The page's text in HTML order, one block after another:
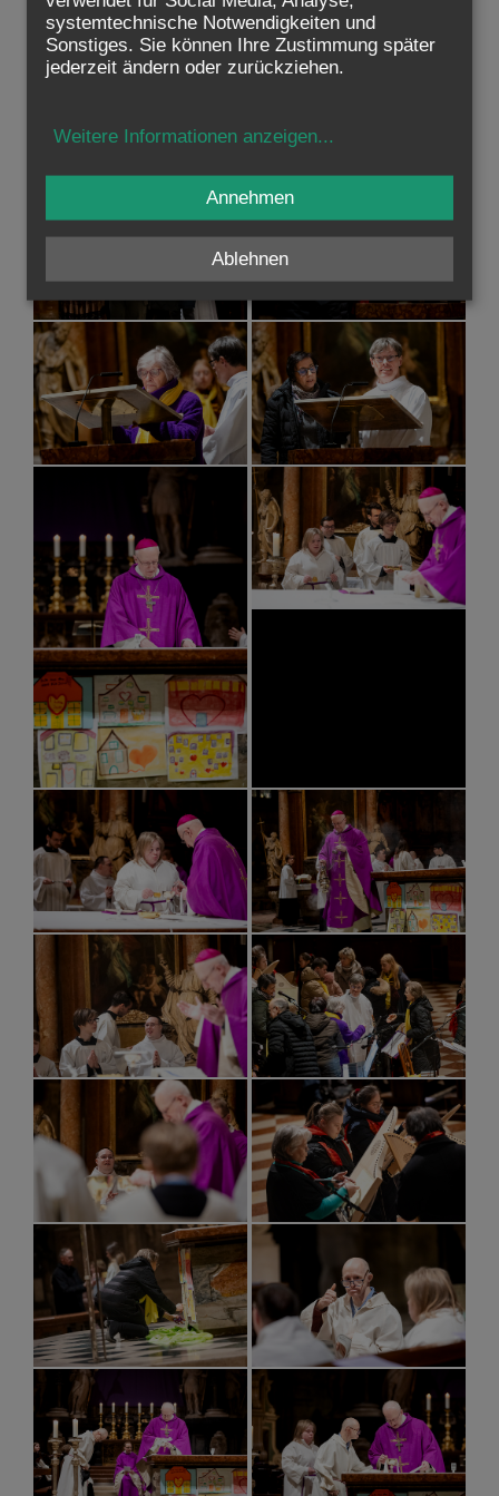
systemtechnische Notwendigkeiten und
Sonstiges. Sie können Ihre Zustimmung später
jederzeit ändern oder zurückziehen.
Weitere Informationen anzeigen...
Ablehnen
Annehmen